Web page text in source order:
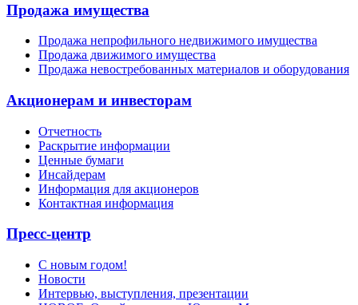
Продажа имущества
Продажа непрофильного недвижимого имущества
Продажа движимого имущества
Продажа невостребованных материалов и оборудования
Акционерам и инвесторам
Отчетность
Раскрытие информации
Ценные бумаги
Инсайдерам
Информация для акционеров
Контактная информация
Пресс-центр
С новым годом!
Новости
Интервью, выступления, презентации